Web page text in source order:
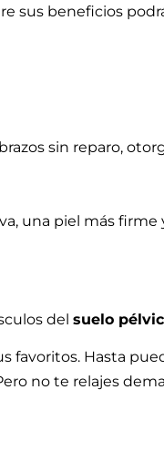
sus beneficios
sin reparo,
una piel más firme
delsuelo
favoritos. Hasta
no te relajes